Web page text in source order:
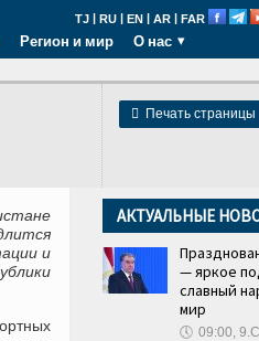
TJ | RU | EN | AR | FAR
Регион и мир О нас
 Печать страницы
и
АКТУАЛЬНЫЕ
— яркое
славный
мир
🕔 09:00,